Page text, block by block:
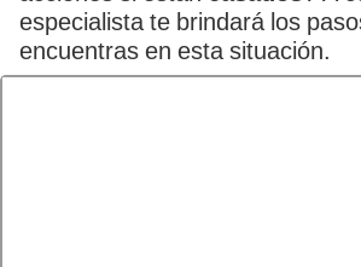
especialista te brindará los
encuentras en esta situación.